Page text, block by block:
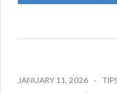
JANUARY 11, 2026